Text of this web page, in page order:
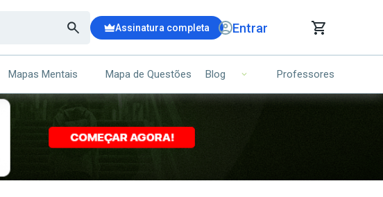
Assinatura completa Entrar
CARRINHO DE COMPRAS
ITENS (00)
Ops!
Seu carrinho ainda está vazio.
Mapas Mentais Mapa de Questões Blog Professores